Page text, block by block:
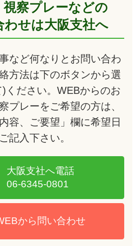
視察プレーなどの
わせは大阪支社へ
など何なりとお問い合わ
方法は下のボタンから選
) ください。WEBからのお
プレーをご希望の方は、
容、ご要望」欄に希望日
記入下さい。
大阪支社へ電話
06-6345-0801
から問い合わせ